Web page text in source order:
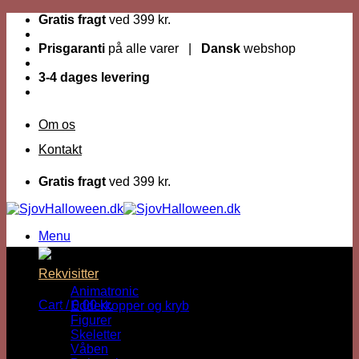
Fortsæt
indhold
Gratis fragt ved 399 kr.
Prisgaranti på alle varer | Dansk webshop
3-4 dages levering
Om os
Kontakt
Gratis fragt ved 399 kr.
Menu
Dage til Halloween :
Cart /0,00kr.
Rekvisitter
Animatronic
Edderkopper og kryb
Figurer
Skeletter
Våben